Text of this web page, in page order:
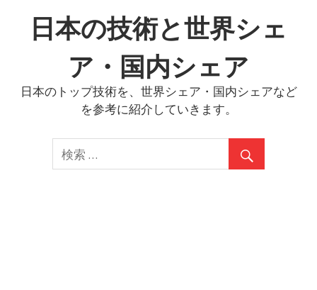
日本の技術と世界シェ
ア・国内シェア
日本のトップ技術を、世界シェア・国内シェアなど
を参考に紹介していきます。